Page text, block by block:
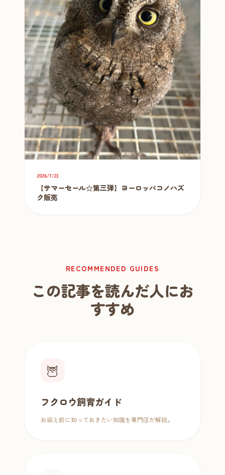
2026/7/23
【サマーセール☆第三弾】ヨーロッパコノハズ
ク販売
RECOMMENDED GUIDES
この記事を読んだ人にお
すすめ
🦉
フクロウ飼育ガイド
お迎え前に知っておきたい知識を専門店が解説。